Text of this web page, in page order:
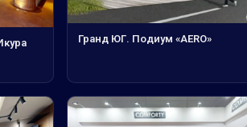
Гранд ЮГ. Подиум «AERO»